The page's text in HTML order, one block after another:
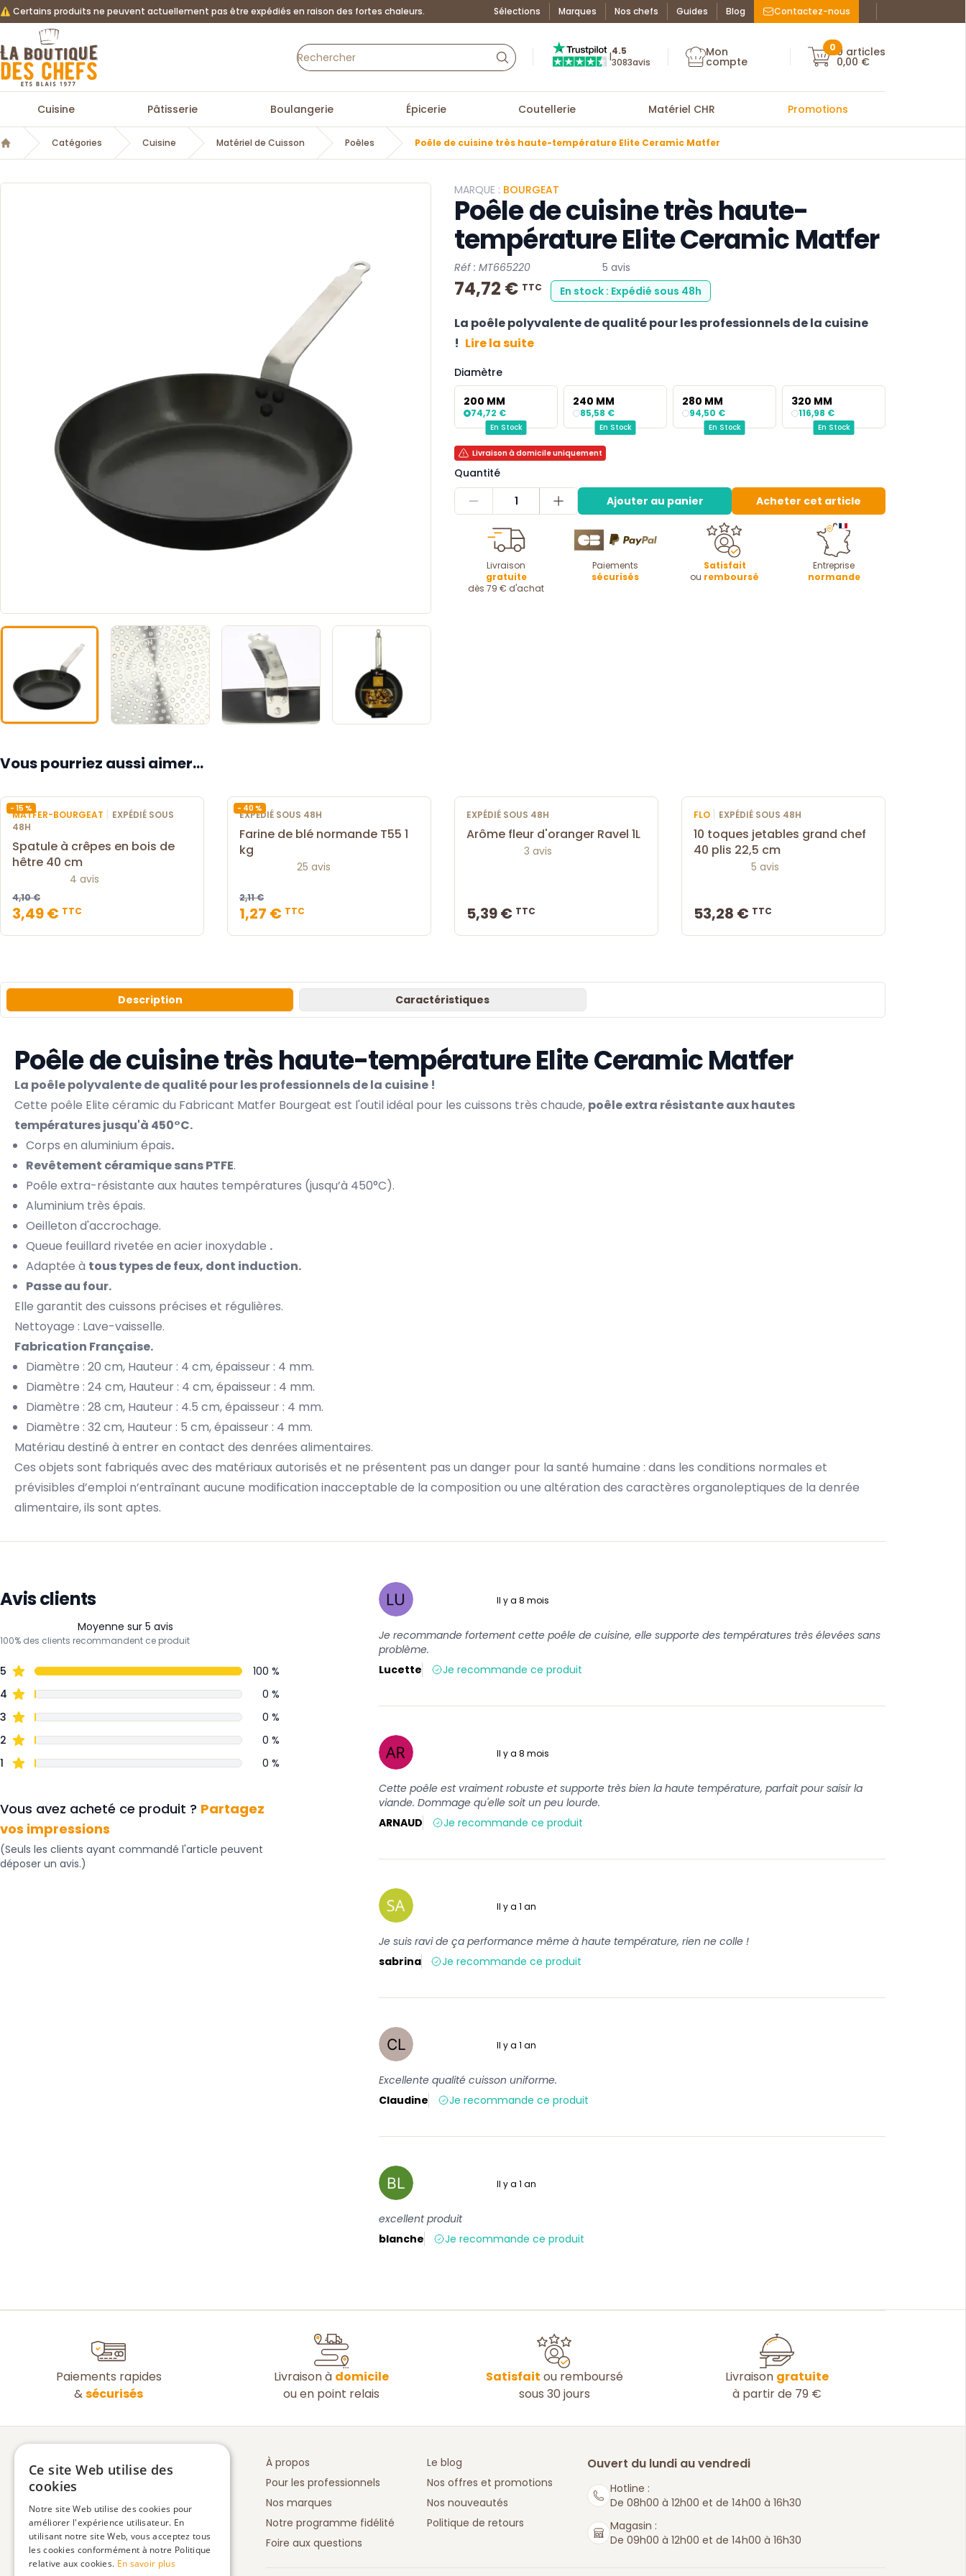
⚠️ Certains produits ne peuvent actuellement pas être expédiés en raison des fortes chaleurs. Sélections Marques Nos chefs Guides Blog Contactez-nous Facebook : La
Instagram :
La Boutique des chefs
Truspilot : La Boutique des chefs
4.5
3083avis Mon compte
Mon
compte Mon compte
00 articles
0,00 €
Cuisine Pâtisserie Boulangerie Épicerie Coutellerie Matériel CHR Promotions
Accueil
Catégories Cuisine Matériel de Cuisson Poêles Poêle de cuisine très haute-température Elite Ceramic Matfer
MARQUE : BOURGEAT
Poêle de cuisine très haute-
température Elite Ceramic Matfer
Réf : MT665220 5 avis
74,72 € TTC En stock : Expédié sous 48h
La poêle polyvalente de qualité pour les professionnels de la cuisine
! Lire la suite
Diamètre
200 MM
74,72 €
En Stock
240 MM
85,58 €
En Stock
280 MM
94,50 €
En Stock
320 MM
116,98 €
En Stock
Livraison à domicile uniquement
Quantité
1
Ajouter au panier Acheter cet article
Livraison
gratuite
dès 79 € d'achat
Paiements
sécurisés
Satisfait
ou remboursé
Entreprise
normande
Vous pourriez aussi aimer...
- 15 %
MATFER-BOURGEAT | EXPÉDIÉ SOUS
48H
Spatule à crêpes en bois de
hêtre 40 cm
4 avis
4,10 €
3,49 € TTC
- 40 %
EXPÉDIÉ SOUS 48H
Farine de blé normande T55 1
kg
25 avis
2,11 €
1,27 € TTC
EXPÉDIÉ SOUS 48H
Arôme fleur d'oranger Ravel 1L
3 avis
5,39 € TTC
FLO | EXPÉDIÉ SOUS 48H
10 toques jetables grand chef
40 plis 22,5 cm
5 avis
53,28 € TTC
Description Caractéristiques
Poêle de cuisine très haute-température Elite Ceramic Matfer
La poêle polyvalente de qualité pour les professionnels de la cuisine !
Cette poêle Elite céramic du Fabricant Matfer Bourgeat est l'outil idéal pour les cuissons très chaude, poêle extra résistante aux hautes
températures jusqu'à 450°C.
Corps en aluminium épais.
Revêtement céramique sans PTFE.
Poêle extra-résistante aux hautes températures (jusqu’à 450°C).
Aluminium très épais.
Oeilleton d'accrochage.
Queue feuillard rivetée en acier inoxydable .
Adaptée à tous types de feux, dont induction.
Passe au four.
Elle garantit des cuissons précises et régulières.
Nettoyage : Lave-vaisselle.
Fabrication Française.
Diamètre : 20 cm, Hauteur : 4 cm, épaisseur : 4 mm.
Diamètre : 24 cm, Hauteur : 4 cm, épaisseur : 4 mm.
Diamètre : 28 cm, Hauteur : 4.5 cm, épaisseur : 4 mm.
Diamètre : 32 cm, Hauteur : 5 cm, épaisseur : 4 mm.
Matériau destiné à entrer en contact des denrées alimentaires.
Ces objets sont fabriqués avec des matériaux autorisés et ne présentent pas un danger pour la santé humaine : dans les conditions normales et
prévisibles d’emploi n’entraînant aucune modification inacceptable de la composition ou une altération des caractères organoleptiques de la denrée
alimentaire, ils sont aptes.
Avis clients
Moyenne sur 5 avis
100% des clients recommandent ce produit
5
100 %
4
0 %
3
0 %
2
0 %
1
0 %
Vous avez acheté ce produit ? Partagez
vos impressions
(Seuls les clients ayant commandé l'article peuvent
déposer un avis.)
Il y a 8 mois
Je recommande fortement cette poêle de cuisine, elle supporte des températures très élevées sans
problème.
Lucette
Je recommande ce produit
Il y a 8 mois
Cette poêle est vraiment robuste et supporte très bien la haute température, parfait pour saisir la
viande. Dommage qu'elle soit un peu lourde.
ARNAUD
Je recommande ce produit
Il y a 1 an
Je suis ravi de ça performance même à haute température, rien ne colle !
sabrina
Je recommande ce produit
Il y a 1 an
Excellente qualité cuisson uniforme.
Claudine
Je recommande ce produit
Il y a 1 an
excellent produit
blanche
Je recommande ce produit
Paiements rapides
&sécurisés
Livraison à domicile
ou en point relais
Satisfait ou remboursé
sous 30 jours
Livraison gratuite
à partir de 79 €
À propos
Le blog
Pour les professionnels
Nos offres et promotions
Nos marques
Nos nouveautés
Notre programme fidélité
Politique de retours
Foire aux questions
Ouvert du lundi au vendredi
Hotline :
De 08h00 à 12h00 et de 14h00 à 16h30
Magasin :
De 09h00 à 12h00 et de 14h00 à 16h30
Ce site Web utilise des
cookies
Notre site Web utilise des cookies pour
améliorer l'expérience utilisateur. En
utilisant notre site Web, vous acceptez tous
les cookies conformément à notre Politique
relative aux cookies. En savoir plus